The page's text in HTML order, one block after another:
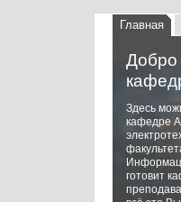
Главная
Добро
Здесь
кафедре
готовит